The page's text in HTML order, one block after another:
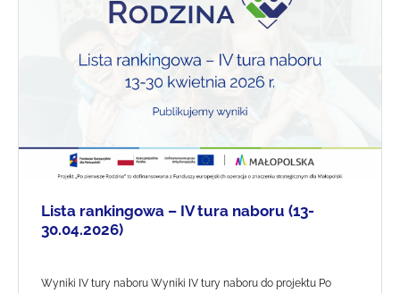
Lista rankingowa – IV tura naboru (13-
30.04.2026)
Wyniki IV tury naboru Wyniki IV tury naboru do projektu Po